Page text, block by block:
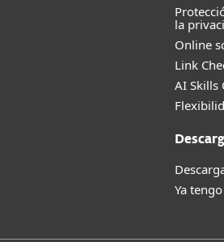
la
Online
Link
AI Skills
Ya